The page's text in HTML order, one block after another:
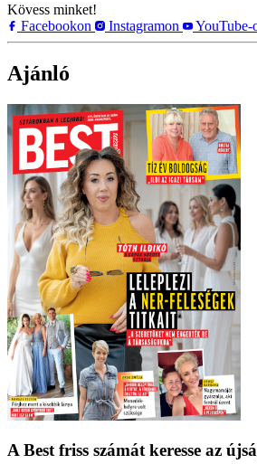
Kövess minket!
Facebookon
Instagramon YouTube-
Ajánló
A Best friss számát keresse az